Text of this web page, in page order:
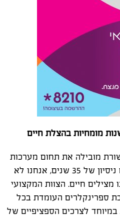
תקשורת מובילה את תחום מערכות
הבטיחות והאש בישראל. עם ניסיון של 35 שנים, אנחנו לא
חיים. הצוות המקצועי
ספרינקלרים העומדת בכל
לצרכים הספציפיים של